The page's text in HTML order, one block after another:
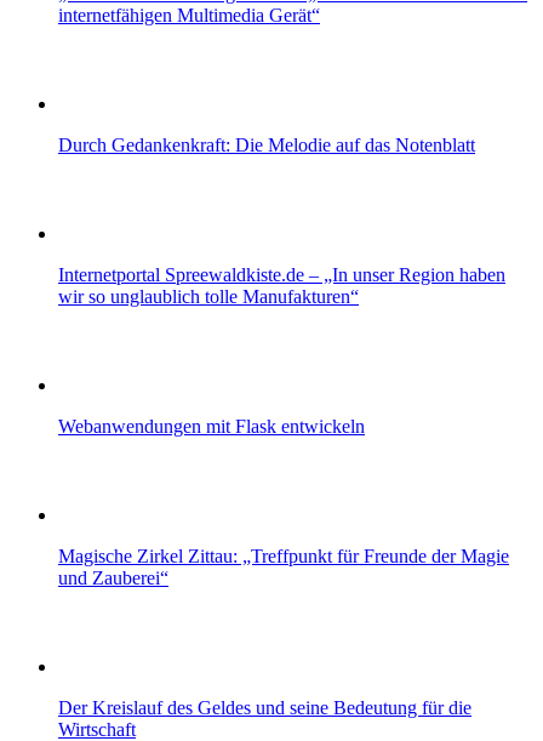
internetfähigen Multimedia Gerät“
Durch Gedankenkraft: Die Melodie auf das Notenblatt
Internetportal Spreewaldkiste.de – „In unser Region haben
wir so unglaublich tolle Manufakturen“
Webanwendungen mit Flask entwickeln
Magische Zirkel Zittau: „Treffpunkt für Freunde der Magie
und Zauberei“
Der Kreislauf des Geldes und seine Bedeutung für die
Wirtschaft